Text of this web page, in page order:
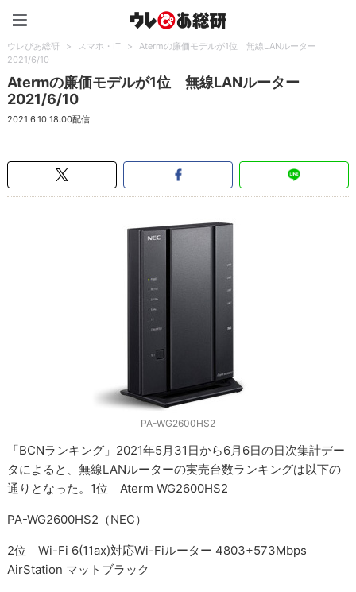
ウレぴあ総研 > スマホ・IT >
Atermの廉価モデルが1位 無線LANルーター
2021/6/10
Atermの廉価モデルが1位 無線LANルーター
2021/6/10
2021.6.10 18:00配信
PA-WG2600HS2
「BCNランキング」2021年5月31日から6月6日の日次集計デー
タによると、無線LANルーターの実売台数ランキングは以下の
通りとなった。1位 Aterm WG2600HS2
PA-WG2600HS2（NEC）
2位 Wi-Fi 6(11ax)対応Wi-Fiルーター 4803+573Mbps
AirStation マットブラック